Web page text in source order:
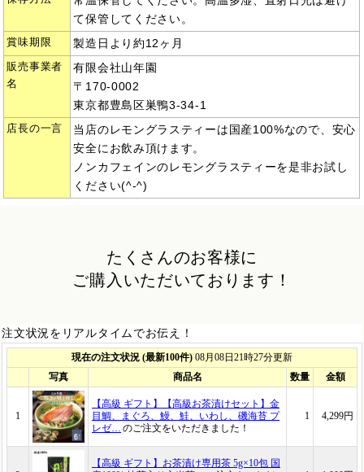
て保管してください。
賞味期限 製造日より約12ヶ月
販売事業者
名
有限会社山年園
〒170-0002
東京都豊島区巣鴨3-34-1
店長の一言
当店のレモングラスティーは国産100%なので、安心
安全にお飲み頂けます。
ノンカフェインのレモングラスティーを是非お試し
ください(^-^)
たくさんのお客様に
ご購入いただいております！
注文状況をリアルタイムでお伝え！